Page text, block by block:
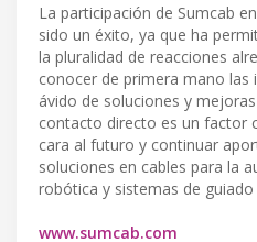
La participación de Sumcab
sido un éxito, ya que ha
la pluralidad de reacciones
conocer de primera mano
ávido de soluciones y
contacto directo es un factor
cara al futuro y continuar
soluciones en cables para la
robótica y sistemas de
www.sumcab.com